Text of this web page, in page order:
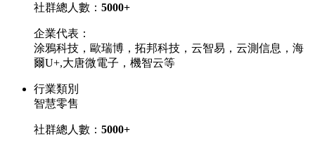
社群總人數： 5000+
企業代表：
涂鴉科技，歐瑞博，拓邦科技，云智易，云測信息，海
爾U+,大唐微電子，機智云等
行業類別
智慧零售
社群總人數： 5000+